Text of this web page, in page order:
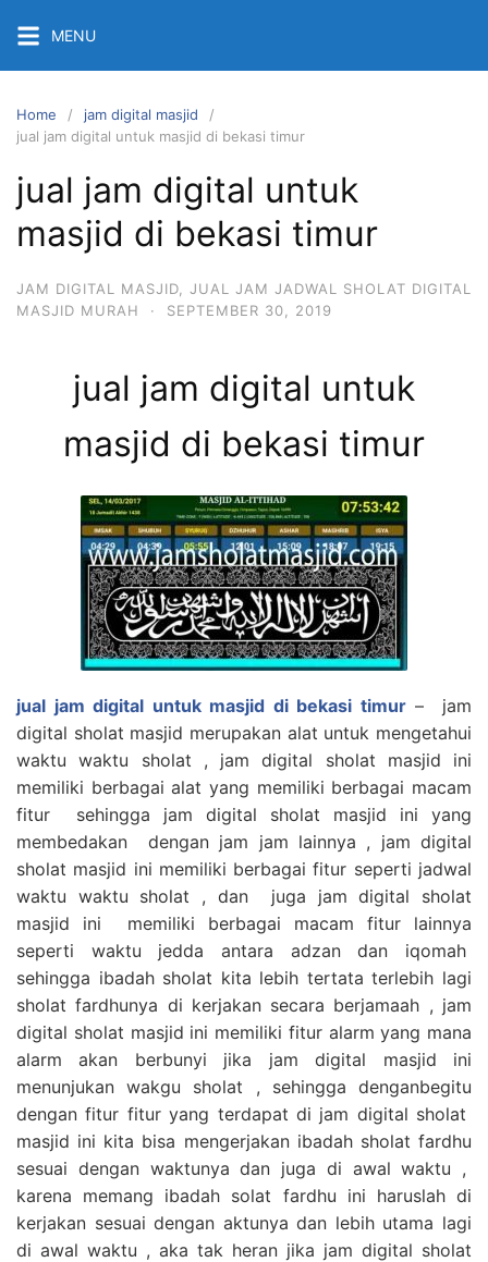
content
MENU
Home
jam digital masjid
jual jam digital untuk masjid di bekasi timur
jual jam digital untuk
masjid di bekasi timur
JAM DIGITAL MASJID
JUAL JAM JADWAL SHOLAT DIGITAL
MASJID MURAH
· SEPTEMBER 30, 2019
jual jam digital untuk
masjid di bekasi timur
jual jam digital untuk masjid di bekasi timur– jam
digital sholat masjid merupakan alat untuk mengetahui
waktu waktu sholat , jam digital sholat masjid ini
memiliki berbagai alat yang memiliki berbagai macam
fitur sehingga jam digital sholat masjid ini yang
membedakan dengan jam jam lainnya , jam digital
sholat masjid ini memiliki berbagai fitur seperti jadwal
waktu waktu sholat , dan juga jam digital sholat
masjid ini memiliki berbagai macam fitur lainnya
seperti waktu jedda antara adzan dan iqomah
sehingga ibadah sholat kita lebih tertata terlebih lagi
sholat fardhunya di kerjakan secara berjamaah , jam
digital sholat masjid ini memiliki fitur alarm yang mana
alarm akan berbunyi jika jam digital masjid ini
menunjukan wakgu sholat , sehingga denganbegitu
dengan fitur fitur yang terdapat di jam digital sholat
masjid ini kita bisa mengerjakan ibadah sholat fardhu
sesuai dengan waktunya dan juga di awal waktu ,
karena memang ibadah solat fardhu ini haruslah di
kerjakan sesuai dengan aktunya dan lebih utama lagi
di awal waktu , aka tak heran jika jam digital sholat